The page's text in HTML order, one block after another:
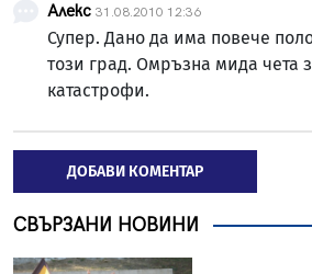
Алекс 31.08.2010 12:36
Супер. Дано да има повече
този град. Омръзна мида чета
катастрофи.
ДОБАВИ КОМЕНТАР
СВЪРЗАНИ НОВИНИ